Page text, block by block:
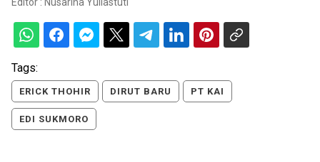
Tags:
ERICK THOHIR DIRUT BARU PT KAI
EDI SUKMORO